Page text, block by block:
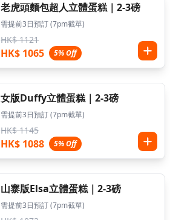
老虎頭麵包超人立體蛋糕｜2-3磅
需提前3日預訂 (7pm截單)
HK$ 1121
HK$ 1065 5% Off
女版Duffy立體蛋糕｜2-3磅
需提前3日預訂 (7pm截單)
HK$ 1145
HK$ 1088 5% Off
山寨版Elsa立體蛋糕｜2-3磅
需提前3日預訂 (7pm截單)